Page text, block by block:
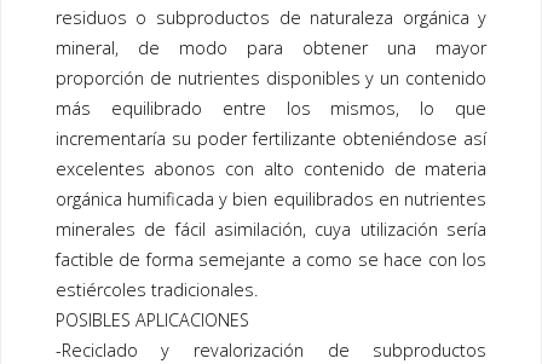
residuos o subproductos de naturaleza orgánica y
mineral, de modo para obtener una mayor
proporción de nutrientes disponibles y un contenido
más equilibrado entre los mismos, lo que
incrementaría su poder fertilizante obteniéndose así
excelentes abonos con alto contenido de materia
orgánica humificada y bien equilibrados en nutrientes
minerales de fácil asimilación, cuya utilización sería
factible de forma semejante a como se hace con los
estiércoles tradicionales.
POSIBLES APLICACIONES
-Reciclado y revalorización de subproductos